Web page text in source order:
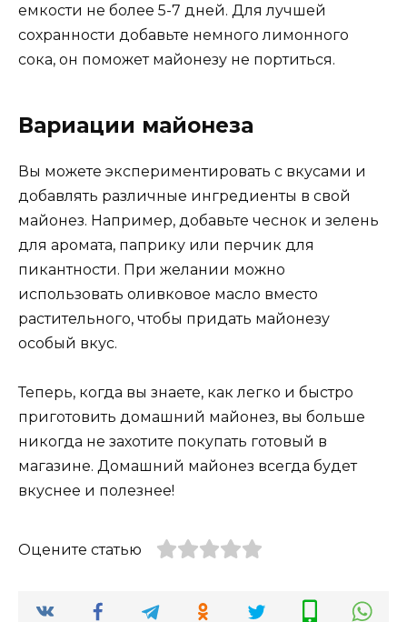
емкости не более 5-7 дней. Для лучшей
сохранности добавьте немного лимонного
сока, он поможет майонезу не портиться.
Вариации майонеза
Вы можете экспериментировать с вкусами и
добавлять различные ингредиенты в свой
майонез. Например, добавьте чеснок и зелень
для аромата, паприку или перчик для
пикантности. При желании можно
использовать оливковое масло вместо
растительного, чтобы придать майонезу
особый вкус.
Теперь, когда вы знаете, как легко и быстро
приготовить домашний майонез, вы больше
никогда не захотите покупать готовый в
магазине. Домашний майонез всегда будет
вкуснее и полезнее!
Оцените статью